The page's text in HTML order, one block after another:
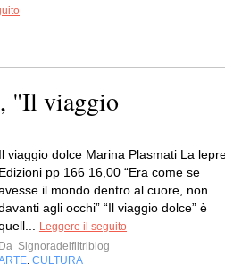
"Il viaggio
Il viaggio dolce Marina Plasmati La
Edizioni pp 166 16,00 “Era come se
il mondo dentro al cuore, non
agli occhi” “Il viaggio dolce” è
Leggere il seguito
Da Signoradeifiltriblog
CULTURA